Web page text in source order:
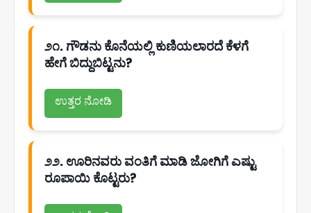
೨೧. ಗೌಡನು ಕೊನೆಯಲ್ಲಿ ಕುಣಿಯಲಾರದೆ ಕೆಳಗೆ
ಹೇಗೆ ಬಿದ್ದುಬಿಟ್ಟನು?
ಉತ್ತರ ನೋಡಿ
೨೨. ಊರಿನವರು ವಂತಿಗೆ ಮಾಡಿ ಜೋಗಿಗೆ ಎಷ್ಟು
ರೂಪಾಯಿ ಕೊಟ್ಟರು?